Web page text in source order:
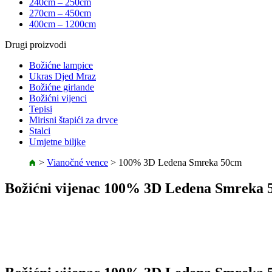
240cm – 250cm
270cm – 450cm
400cm – 1200cm
Drugi proizvodi
Božićne lampice
Ukras Djed Mraz
Božićne girlande
Božićni vijenci
Tepisi
Mirisni štapići za drvce
Stalci
Umjetne biljke
> Vianočné vence > 100% 3D Ledena Smreka 50cm
Božićni vijenac 100% 3D Ledena Smreka